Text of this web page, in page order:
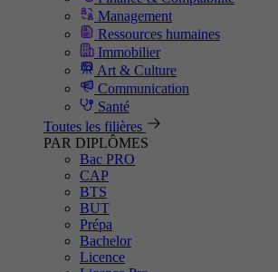
Management
Ressources humaines
Immobilier
Art & Culture
Communication
Santé
Toutes les filières
PAR DIPLÔMES
Bac PRO
CAP
BTS
BUT
Prépa
Bachelor
Licence